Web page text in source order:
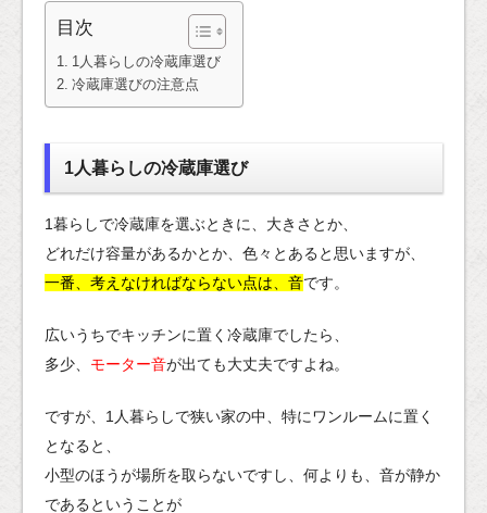
目次
1人暮らしの冷蔵庫選び
冷蔵庫選びの注意点
1人暮らしの冷蔵庫選び
1暮らしで冷蔵庫を選ぶときに、大きさとか、
どれだけ容量があるかとか、色々とあると思いますが、
一番、考えなければならない点は、音です。
広いうちでキッチンに置く冷蔵庫でしたら、
多少、 モーター音が出ても大丈夫ですよね。
ですが、1人暮らしで狭い家の中、特にワンルームに置く
となると、
小型のほうが場所を取らないですし、何よりも、音が静か
であるということが